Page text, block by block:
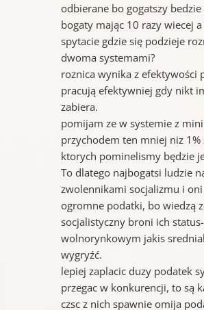
odbierane bo gogatszy
bogaty mając 10 razy wiecej
spytacie gdzie się podzieje
dwoma systemami?
roznica wynika z efektywości
pracują efektywniej gdy nikt
zabiera.
pomijam ze w systemie z
przychodem ten mniej niz 1%
ktorych pominelismy będzie
To dlatego najbogatsi ludzie
zwolennikami socjalizmu i
ogromne podatki, bo wiedzą
socjalistyczny broni ich
wolnorynkowym jakis
wygryźć.
lepiej zaplacic duzy podatek
przegac w konkurencji, to są
czsc z nich spawnie omija